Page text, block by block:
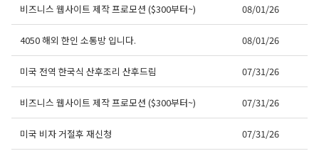
비즈니스 웹사이트 제작 프로모션 ($300부터~) 08/01/26
4050 해외 한인 소통방 입니다. 08/01/26
미국 전역 한국식 산후조리 산후드림 07/31/26
비즈니스 웹사이트 제작 프로모션 ($300부터~) 07/31/26
미국 비자 거절후 재신청 07/31/26